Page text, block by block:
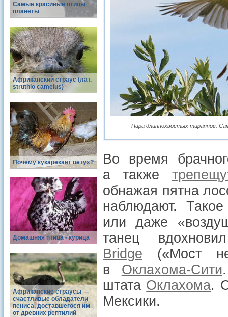
Самые красивые птицы
планеты
Африканский страус (лат.
struthio camelus)
Почему кукарекает петух?
Домашняя птица - курица
Африканские страусы —
счастливые обладатели
пениса, доставшегося им
от древних рептилий
Пара длиннохвостых тираннов.
Во время
а также
обнажая пятна
наблюдают.
или даже
танец
Bridge («Мост
в Оклахома-Сити
штата Оклахома.
Мексики.